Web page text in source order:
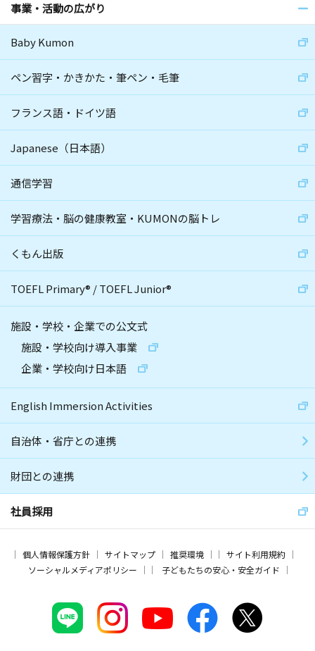
事業・活動の広がり
Baby Kumon
ペン習字・かきかた・筆ペン・毛筆
フランス語・ドイツ語
Japanese（日本語）
通信学習
学習療法・脳の健康教室・KUMONの脳トレ
くもん出版
TOEFL Primary® /TOEFL Junior®
施設・学校・企業での公文式
施設・学校向け導入事業
企業・学校向け日本語
English Immersion Activities
自治体・省庁との連携
財団との連携
社員採用
個人情報保護方針 サイトマップ 推奨環境
サイト利用規約
ソーシャルメディアポリシー
子どもたちの安心・安全ガイド